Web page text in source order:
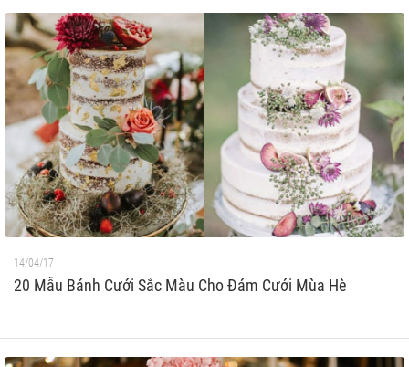
14/04/17
20 Mẫu Bánh Cưới Sắc Màu Cho Đám Cưới Mùa Hè